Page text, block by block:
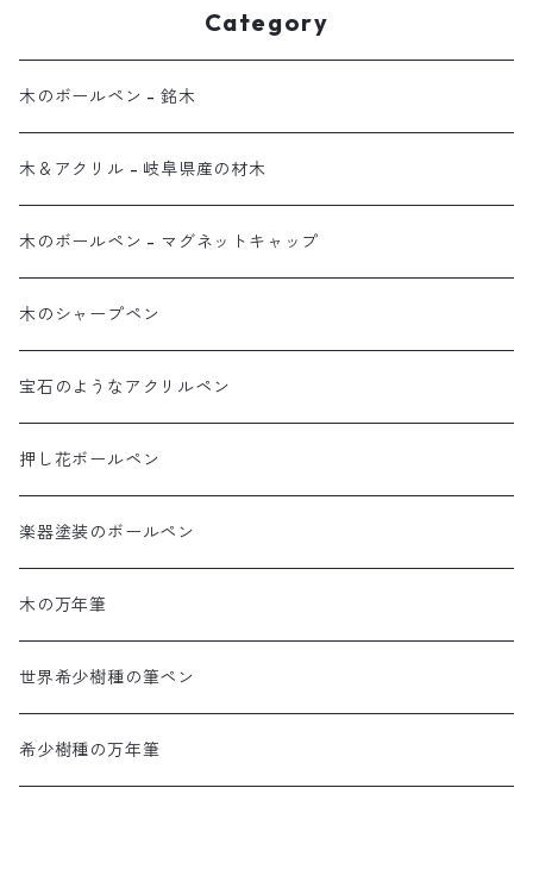
Category
木のボールペン - 銘木
木＆アクリル - 岐阜県産の材木
木のボールペン - マグネットキャップ
木のシャープペン
宝石のようなアクリルペン
押し花ボールペン
楽器塗装のボールペン
木の万年筆
世界希少樹種の筆ペン
希少樹種の万年筆